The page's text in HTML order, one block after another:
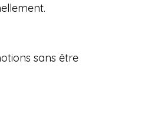
sans être